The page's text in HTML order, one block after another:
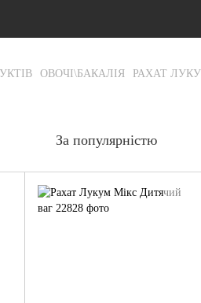
'G-RFXCKGNRF7');
ОВОЧІ\БАКАЛІЯ РАХАТ
За популярністю